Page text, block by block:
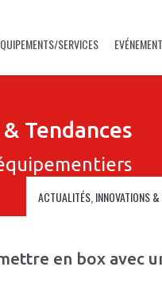
SERVICES
Tendances
ACTUALITÉS, INNOVATIONS
en box avec